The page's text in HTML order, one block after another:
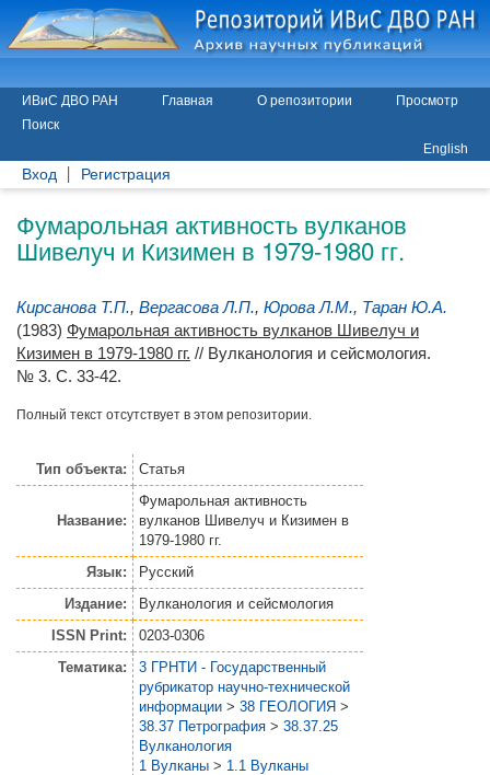
ИВиС ДВО РАН Главная О репозитории
Просмотр
Поиск
English
Вход Регистрация
Фумарольная активность вулканов
Шивелуч и Кизимен в 1979-1980 гг.
Кирсанова Т.П., Вергасова Л.П., Юрова Л.М., Таран Ю.А.
(1983) Фумарольная активность вулканов Шивелуч и
Кизимен в 1979-1980 гг. // Вулканология и сейсмология.
№ 3. С. 33-42.
Полный текст отсутствует в этом репозитории.
Тип объекта: Статья
Название:
Фумарольная активность
вулканов Шивелуч и Кизимен в
1979-1980 гг.
Язык:
Русский
Издание:
Вулканология и сейсмология
ISSN Print:
0203-0306
Тематика:
3 ГРНТИ - Государственный
рубрикатор научно-технической
информации > 38 ГЕОЛОГИЯ >
38.37 Петрография > 38.37.25
Вулканология
1 Вулканы > 1.1 Вулканы